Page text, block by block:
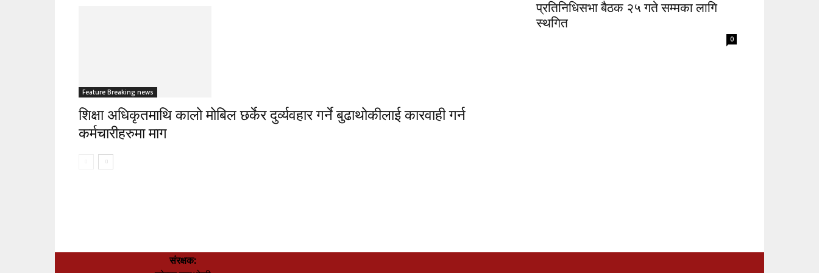
Feature Breaking news
शिक्षा अधिकृतमाथि कालो मोबिल छर्केर दुर्व्यवहार गर्ने बुढाथोकीलाई कारवाही गर्न
कर्मचारीहरुमा माग
प्रतिनिधिसभा बैठक २५ गते सम्मका लागि
स्थगित
0
संरक्षक: